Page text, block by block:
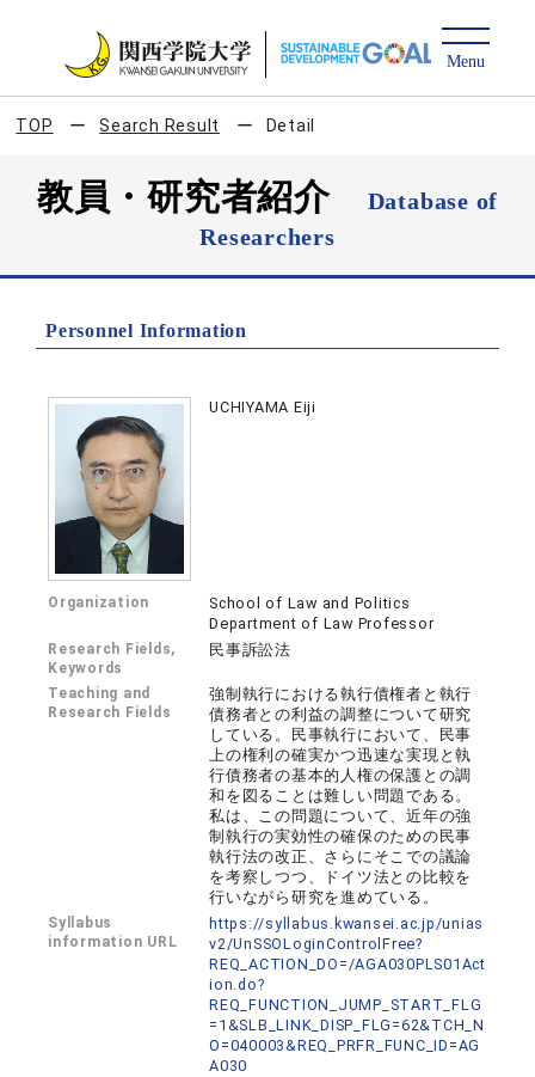
TOP Search Result Detail
教員・研究者紹介
Database of
Researchers
Personnel Information
UCHIYAMA Eiji
Organization
School of Law and Politics
Department of Law Professor
Research Fields,
Keywords
民事訴訟法
Teaching and
Research Fields
強制執行における執行債権者と執行
債務者との利益の調整について研究
している。民事執行において、民事
上の権利の確実かつ迅速な実現と執
行債務者の基本的人権の保護との調
和を図ることは難しい問題である。
私は、この問題について、近年の強
制執行の実効性の確保のための民事
執行法の改正、さらにそこでの議論
を考察しつつ、ドイツ法との比較を
行いながら研究を進めている。
Syllabus
information URL
https://syllabus.kwansei.ac.jp/unias
v2/UnSSOLoginControlFree?
REQ_ACTION_DO=/AGA030PLS01Act
ion.do?
REQ_FUNCTION_JUMP_START_FLG
=1&SLB_LINK_DISP_FLG=62&TCH_N
O=040003&REQ_PRFR_FUNC_ID=AG
A030